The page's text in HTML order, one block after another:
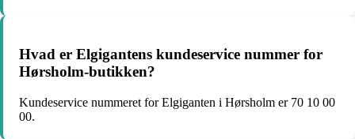
Hvad er Elgigantens kundeservice nummer for
Hørsholm-butikken?
Kundeservice nummeret for Elgiganten i Hørsholm er 70 10 00
00.